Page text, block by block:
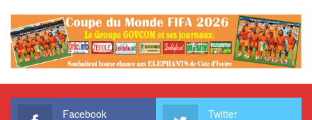
Facebook Twitter